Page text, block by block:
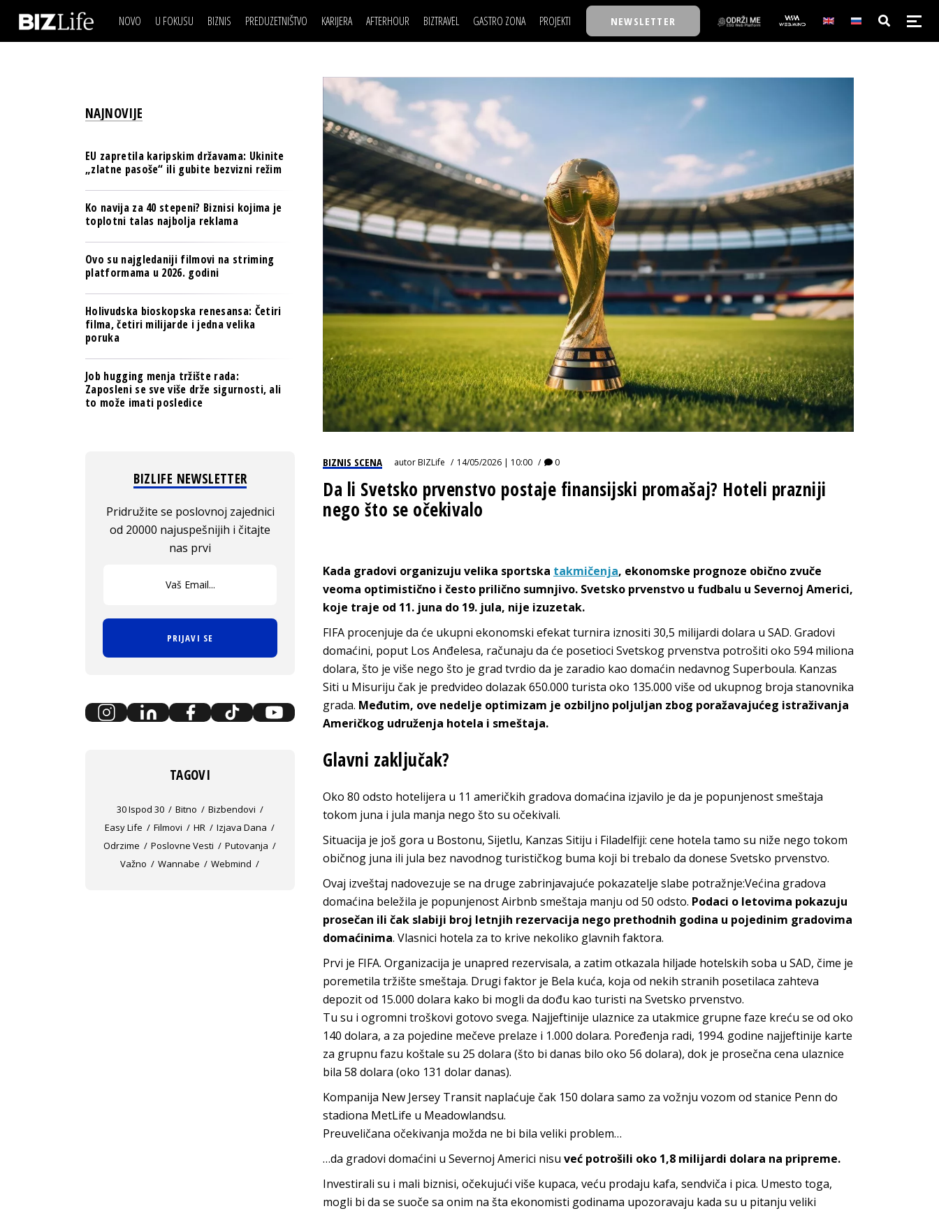
NOVO U FOKUSU BIZNIS
BREND I KOMUNIKACIJE
BANKE
OSIGURANJE
TECH I AI
BIZNIS & SPORT
PULS REGIONA
NOVO NA RAFU
PREDUZETNIŠTVO KARIJERA
LJUDI (HR)
MOJ UGAO
USAVRŠAVANJE
KNOW-HOW
AFTERHOUR
KNJIGE
AUTO SVET
STIL
WELLBEING
BIZTRAVEL GASTRO ZONA PROJEKTI
BIZBENDOVI
BIZKOLEGIJUM
BMW BIZNIS LIGA
BIZLIFE WEEK
IZJAVA GODINE
NEWSLETTER
IZJAVA DANABIZNIS SCENA
BREND I KOMUNIKACIJE
OSIGURANJE
TECH I AI
PULS REGIONA
POSAO
MOJ UGAO
USAVRŠAVANJE
KNOW-HOW
FILM I SCENA
AUTO SVET
WELLBEING
NAJKOLEGA
30 ISPOD 30
BMW BIZNIS LIGA
BIZLIFE WEEK
IZJAVA GODINE
BIZNIS SCENA autorBIZLife 14/05/2026 | 10:00 0
Da li Svetsko prvenstvo postaje finansijski promašaj? Hoteli prazniji
nego što se očekivalo
Kada gradovi organizuju velika sportska takmičenja, ekonomske prognoze obično zvuče
veoma optimistično i često prilično sumnjivo. Svetsko prvenstvo u fudbalu u Severnoj Americi,
koje traje od 11. juna do 19. jula, nije izuzetak.
FIFA procenjuje da će ukupni ekonomski efekat turnira iznositi 30,5 milijardi dolara u SAD. Gradovi
domaćini, poput Los Anđelesa, računaju da će posetioci Svetskog prvenstva potrošiti oko 594 miliona
dolara, što je više nego što je grad tvrdio da je zaradio kao domaćin nedavnog Superboula. Kanzas
Siti u Misuriju čak je predvideo dolazak 650.000 turista oko 135.000 više od ukupnog broja stanovnika
grada. Međutim, ove nedelje optimizam je ozbiljno poljuljan zbog poražavajućeg istraživanja
Američkog udruženja hotela i smeštaja.
Glavni zaključak?
Oko 80 odsto hotelijera u 11 američkih gradova domaćina izjavilo je da je popunjenost smeštaja
tokom juna i jula manja nego što su očekivali.
Situacija je još gora u Bostonu, Sijetlu, Kanzas Sitiju i Filadelfiji: cene hotela tamo su niže nego tokom
običnog juna ili jula bez navodnog turističkog buma koji bi trebalo da donese Svetsko prvenstvo.
Ovaj izveštaj nadovezuje se na druge zabrinjavajuće pokazatelje slabe potražnje:Većina gradova
domaćina beležila je popunjenost Airbnb smeštaja manju od 50 odsto. Podaci o letovima pokazuju
prosečan ili čak slabiji broj letnjih rezervacija nego prethodnih godina u pojedinim gradovima
domaćinima. Vlasnici hotela za to krive nekoliko glavnih faktora.
Prvi je FIFA. Organizacija je unapred rezervisala, a zatim otkazala hiljade hotelskih soba u SAD, čime je
poremetila tržište smeštaja. Drugi faktor je Bela kuća, koja od nekih stranih posetilaca zahteva
depozit od 15.000 dolara kako bi mogli da dođu kao turisti na Svetsko prvenstvo.
Tu su i ogromni troškovi gotovo svega. Najjeftinije ulaznice za utakmice grupne faze kreću se od oko
140 dolara, a za pojedine mečeve prelaze i 1.000 dolara. Poređenja radi, 1994. godine najjeftinije karte
za grupnu fazu koštale su 25 dolara (što bi danas bilo oko 56 dolara), dok je prosečna cena ulaznice
bila 58 dolara (oko 131 dolar danas).
Kompanija New Jersey Transit naplaćuje čak 150 dolara samo za vožnju vozom od stanice Penn do
stadiona MetLife u Meadowlandsu.
Preuveličana očekivanja možda ne bi bila veliki problem…
…da gradovi domaćini u Severnoj Americi nisu već potrošili oko 1,8 milijardi dolara na pripreme.
Investirali su i mali biznisi, očekujući više kupaca, veću prodaju kafa, sendviča i pica. Umesto toga,
mogli bi da se suoče sa onim na šta ekonomisti godinama upozoravaju kada su u pitanju veliki
NAJNOVIJE
EU zapretila karipskim državama: Ukinite
„zlatne pasoše“ ili gubite bezvizni režim
Ko navija za 40 stepeni? Biznisi kojima je
toplotni talas najbolja reklama
Ovo su najgledaniji filmovi na striming
platformama u 2026. godini
Holivudska bioskopska renesansa: Četiri
filma, četiri milijarde i jedna velika
poruka
Job hugging menja tržište rada:
Zaposleni se sve više drže sigurnosti, ali
to može imati posledice
BIZLIFE NEWSLETTER
Pridružite se poslovnoj zajednici
od 20000 najuspešnijih i čitajte
nas prvi
PRIJAVI SE
TAGOVI
30 Ispod 30 Bitno
Bizbendovi
Easy Life
Filmovi HR
Izjava Dana
Odrzime
Poslovne Vesti
Putovanja
Važno
Wannabe Webmind